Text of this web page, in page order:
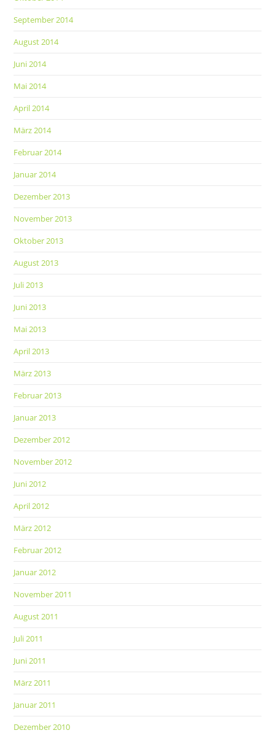
September 2014
August 2014
Juni 2014
Mai 2014
April 2014
März 2014
Februar 2014
Januar 2014
Dezember 2013
November 2013
Oktober 2013
August 2013
Juli 2013
Juni 2013
Mai 2013
April 2013
März 2013
Februar 2013
Januar 2013
Dezember 2012
November 2012
Juni 2012
April 2012
März 2012
Februar 2012
Januar 2012
November 2011
August 2011
Juli 2011
Juni 2011
März 2011
Januar 2011
Dezember 2010